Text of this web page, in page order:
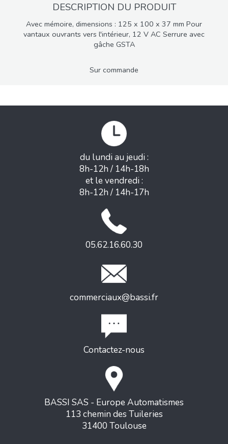
DESCRIPTION DU PRODUIT
Avec mémoire, dimensions : 125 x 100 x 37 mm Pour
vantaux ouvrants vers l'intérieur, 12 V AC Serrure avec
gâche GSTA
Sur commande
du lundi au jeudi :
8h-12h / 14h-18h
et le vendredi :
8h-12h / 14h-17h
05.62.16.60.30
commerciaux@bassi.fr
Contactez-nous
BASSI SAS - Europe Automatismes
113 chemin des Tuileries
31400 Toulouse